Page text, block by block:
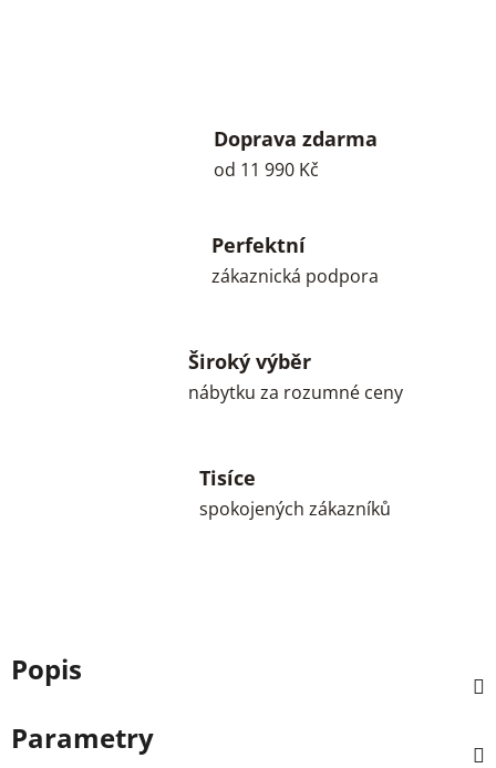
Doprava zdarma
od 11 990 Kč
Perfektní
zákaznická podpora
Široký výběr
nábytku za rozumné ceny
Tisíce
spokojených zákazníků
Popis
Parametry